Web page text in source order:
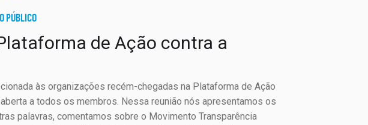
PÚBLICO
de Ação contra a
às organizações recém-chegadas na Plataforma de Ação
a todos os membros. Nessa reunião nós apresentamos os
palavras, comentamos sobre o Movimento Transparência